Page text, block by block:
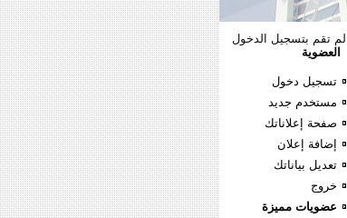
لم تقم بتسجيل الدخول
العضوية
تسجيل دخول
مستخدم جديد
صفحة إعلاناتك
إضافة إعلان
تعديل بياناتك
خروج
عضويات مميزة